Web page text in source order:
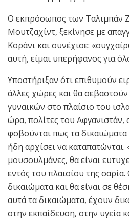
Ο εκπρόσωπος των Ταλιμπάν
Μουτζαχίντ, ξεκίνησε με
Κοράνι και συνέχισε:
αυτή, είμαι υπερήφανος για
Υποστήριξαν ότι επιθυμούν
άλλες χώρες και θα
γυναικών στο πλαίσιο του
ώρα, πολίτες του Αφγανιστάν,
φοβούνται πως τα
ήδη αρχίσει να καταπατώνται.
μουσουλμάνες, θα είναι
εντός του πλαισίου της
δικαιώματα και θα είναι σε
αυτά τα δικαιώματα, έχουν
στην εκπαίδευση, στην υγεία